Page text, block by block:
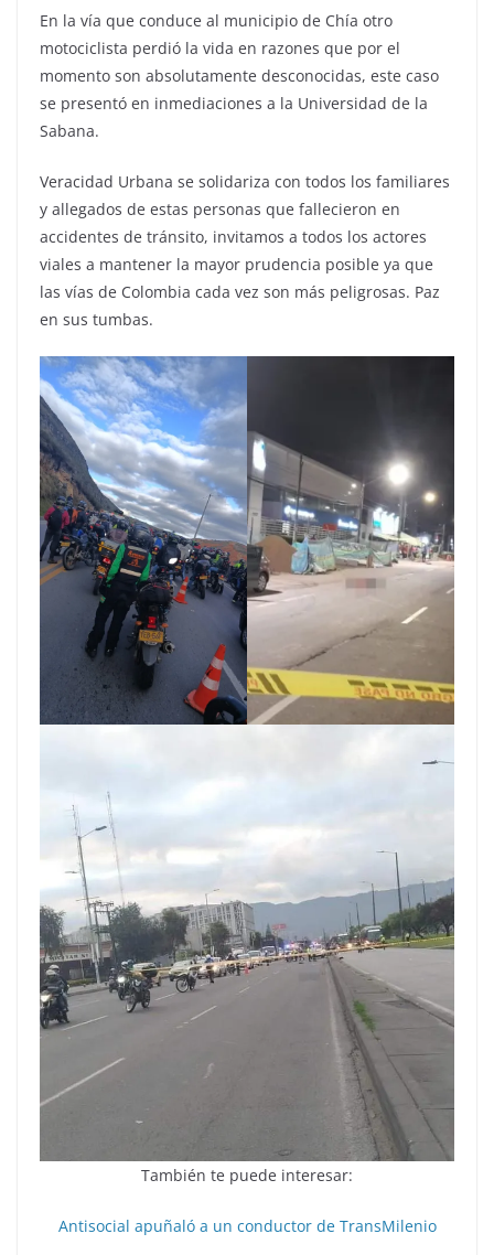
En la vía que conduce al municipio de Chía otro
motociclista perdió la vida en razones que por el
momento son absolutamente desconocidas, este caso
se presentó en inmediaciones a la Universidad de la
Sabana.
Veracidad Urbana se solidariza con todos los familiares
y allegados de estas personas que fallecieron en
accidentes de tránsito, invitamos a todos los actores
viales a mantener la mayor prudencia posible ya que
las vías de Colombia cada vez son más peligrosas. Paz
en sus tumbas.
También te puede interesar:
Antisocial apuñaló a un conductor de TransMilenio